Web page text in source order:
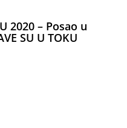
2020 – Posao u
SU U TOKU